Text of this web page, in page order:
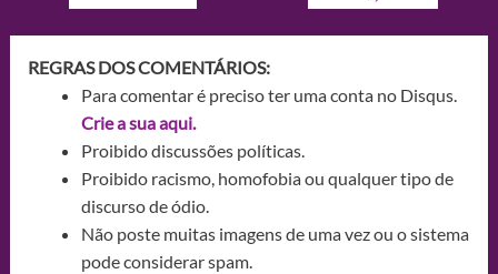
REGRAS DOS COMENTÁRIOS:
Para comentar é preciso ter uma conta no Disqus.
Crie a sua aqui.
Proibido discussões políticas.
Proibido racismo, homofobia ou qualquer tipo de
discurso de ódio.
Não poste muitas imagens de uma vez ou o sistema
pode considerar spam.